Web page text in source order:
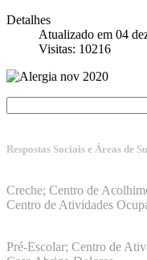
Detalhes
Atualizado em 04
Visitas: 10216
Respostas Sociais e Áreas de
Creche; Centro de
Centro de Atividades
Pré-Escolar; Centro de